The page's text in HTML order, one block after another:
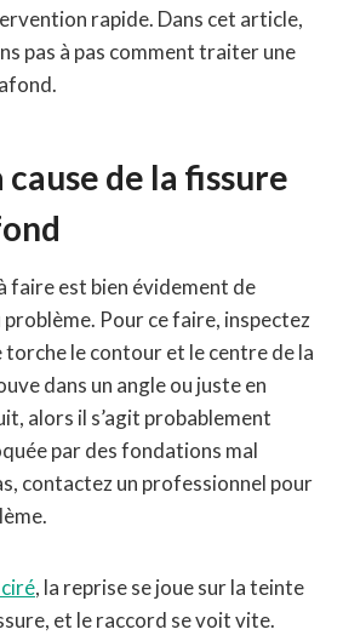
rapide. Dans cet article,
pas à pas comment traiter une
de la fissure
faire est bien évidement de
Pour ce faire, inspectez
torche le contour et le centre de la
dans un angle ou juste en
alors il s’agit probablement
par des fondations mal
contactez un professionnel pour
, la reprise se joue sur la teinte
et le raccord se voit vite.